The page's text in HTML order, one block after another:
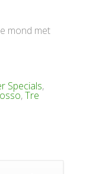
mond met
Specials,
,Tre